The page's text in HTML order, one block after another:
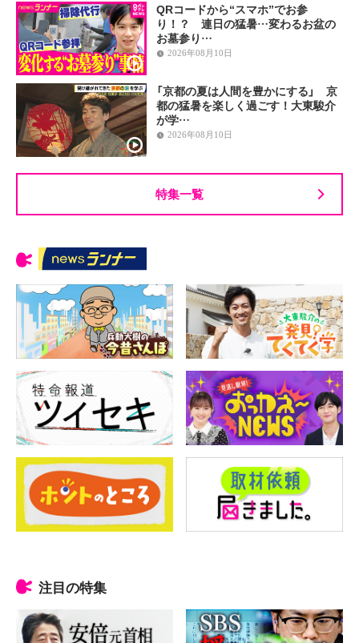
QRコードから“スマホ”でお参
り！？ 連日の猛暑…変わるお盆の
お墓参り…
2026年08月10日
「京都の夏は人間を豊かにする」 京
都の猛暑を楽しく過ごす！大東駿介
が学…
2026年08月10日
特集一覧
注目の特集